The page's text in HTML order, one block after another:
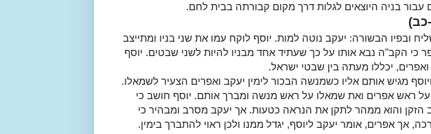
בניה היוצאים לגלות דרך מקום קבורתה בבית לחם.
ובפיו הבשורה: יעקב נוטה למות. יוסף לוקח עמו את שני בניו ומתייצב
כי הקב"ה נבא אותו על כך שעתיד אחד מבניו להיות לשני שבטים. יוסף
יכללו מעתה בין שבטי ישראל.
מגיש אותם אליו כשמנשה הבכור לימין יעקב ואפרים הצעיר לשמאלו.
על ראש אפרים ואת שמאלו על ראש מנשה ומברך אותם. יוסף חושב כי
הזקן והוא ממהר לתקן את הנראה כטעות. אך יעקב מסרב ומבהיר כי
אך אפרים, אומר יעקב ליוסף, יגדל ממנו ולכן ראוי להתברך בימין.